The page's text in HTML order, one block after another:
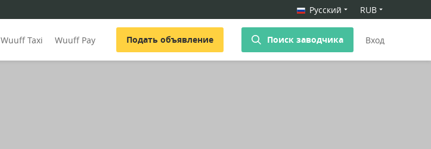
Русский RUB
Wuuff Taxi Wuuff Pay Подать объявление Поиск заводчика Вход